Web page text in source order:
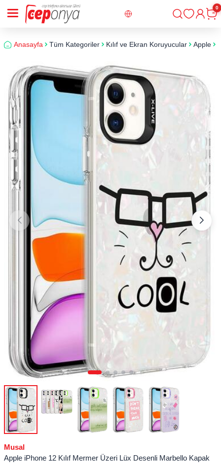
Giriş
0
Anasayfa Tüm Kategoriler Kılıf ve Ekran Koruyucular Apple
Musal
Apple iPhone 12 Kılıf Mermer Üzeri Lüx Desenli Marbello Kapak